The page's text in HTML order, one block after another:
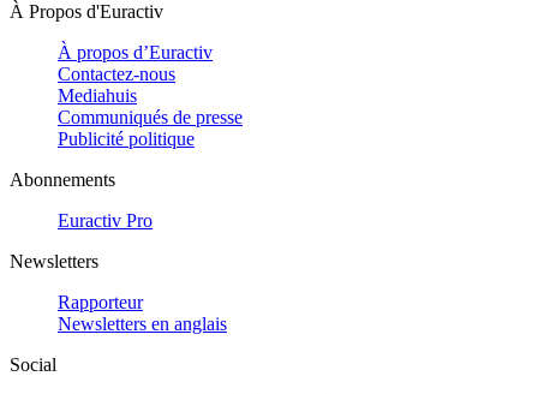
À Propos d'Euractiv
À propos d’Euractiv
Contactez-nous
Mediahuis
Communiqués de presse
Publicité politique
Abonnements
Euractiv Pro
Newsletters
Rapporteur
Newsletters en anglais
Social